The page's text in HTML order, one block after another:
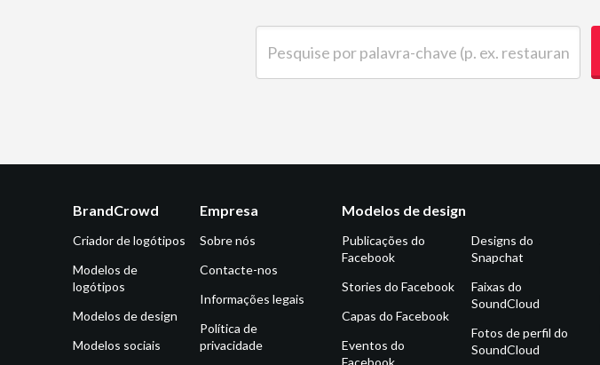
BrandCrowd
Criador de logótipos
Modelos de
logótipos
Modelos de design
Modelos sociais
Empresa
Sobre nós
Contacte-nos
Informações legais
Política de
privacidade
Modelos de design
Publicações do
Facebook
Stories do Facebook
Capas do Facebook
Eventos do
Facebook
Designs do
Snapchat
Faixas do
SoundCloud
Fotos de perfil do
SoundCloud